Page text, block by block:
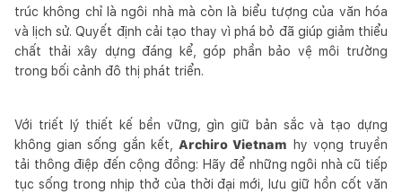
trúc không chỉ là ngôi nhà mà còn là biểu tượng của văn hóa
và lịch sử. Quyết định cải tạo thay vì phá bỏ đã giúp giảm thiểu
chất thải xây dựng đáng kể, góp phần bảo vệ môi trường
trong bối cảnh đô thị phát triển.
Với triết lý thiết kế bền vững, gìn giữ bản sắc và tạo dựng
không gian sống gắn kết, Archiro Vietnam hy vọng truyền
tải thông điệp đến cộng đồng: Hãy để những ngôi nhà cũ tiếp
tục sống trong nhịp thở của thời đại mới, lưu giữ hồn cốt văn